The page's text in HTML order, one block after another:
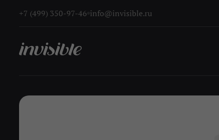
+7 (499) 350-97-46 info@invisible.ru